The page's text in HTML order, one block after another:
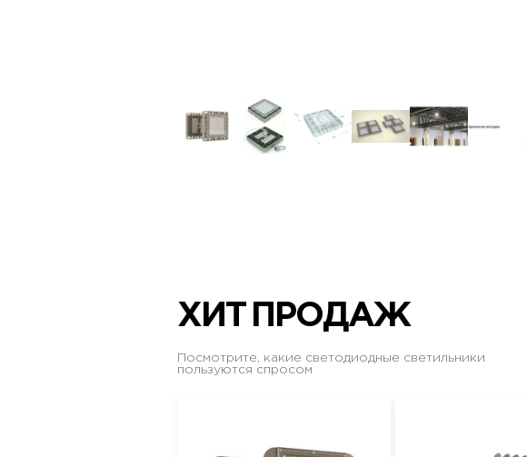
ХИТ ПРОДАЖ
Посмотрите, какие светодиодные светильники
пользуются спросом